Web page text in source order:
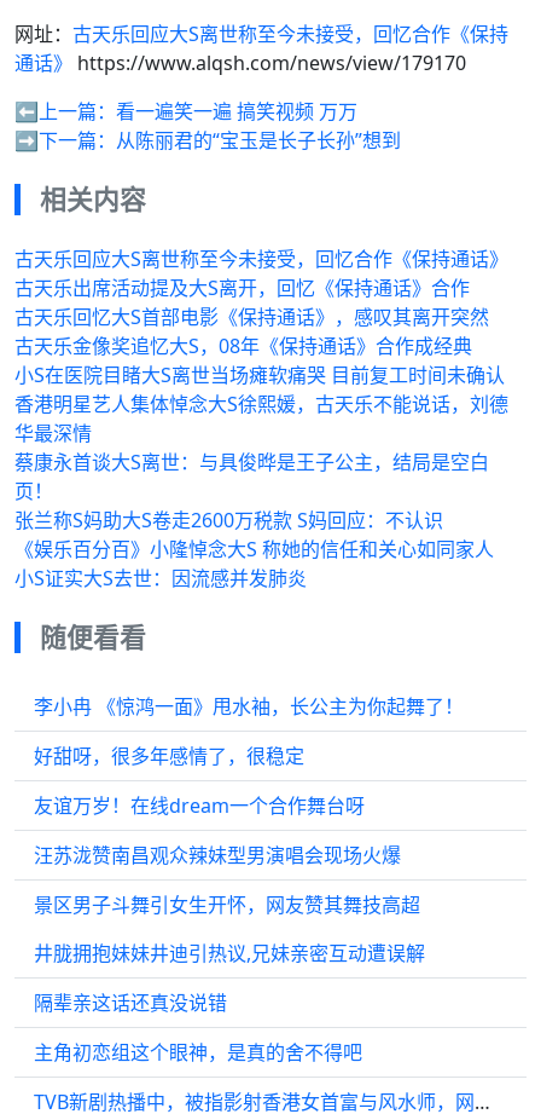
网址： 古天乐回应大S离世称至今未接受，回忆合作《保持
通话》 https://www.alqsh.com/news/view/179170
⬅️上一篇： 看一遍笑一遍 搞笑视频 万万
➡️下一篇： 从陈丽君的“宝玉是长子长孙”想到
相关内容
古天乐回应大S离世称至今未接受，回忆合作《保持通话》
古天乐出席活动提及大S离开，回忆《保持通话》合作
古天乐回忆大S首部电影《保持通话》，感叹其离开突然
古天乐金像奖追忆大S，08年《保持通话》合作成经典
小S在医院目睹大S离世当场瘫软痛哭 目前复工时间未确认
香港明星艺人集体悼念大S徐熙媛，古天乐不能说话，刘德
华最深情
蔡康永首谈大S离世：与具俊晔是王子公主，结局是空白
页！
张兰称S妈助大S卷走2600万税款 S妈回应：不认识
《娱乐百分百》小隆悼念大S 称她的信任和关心如同家人
小S证实大S去世：因流感并发肺炎
随便看看
李小冉 《惊鸿一面》甩水袖，长公主为你起舞了！
好甜呀，很多年感情了，很稳定
友谊万岁！在线dream一个合作舞台呀
汪苏泷赞南昌观众辣妹型男演唱会现场火爆
景区男子斗舞引女生开怀，网友赞其舞技高超
井胧拥抱妹妹井迪引热议,兄妹亲密互动遭误解
隔辈亲这话还真没说错
主角初恋组这个眼神，是真的舍不得吧
TVB新剧热播中，被指影射香港女首富与风水师，网民直呼神还原